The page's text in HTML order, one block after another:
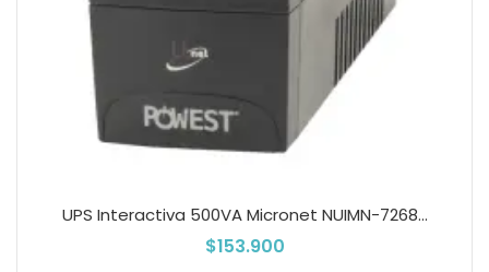
UPS Interactiva 500VA Micronet NUIMN-7268...
$153.900